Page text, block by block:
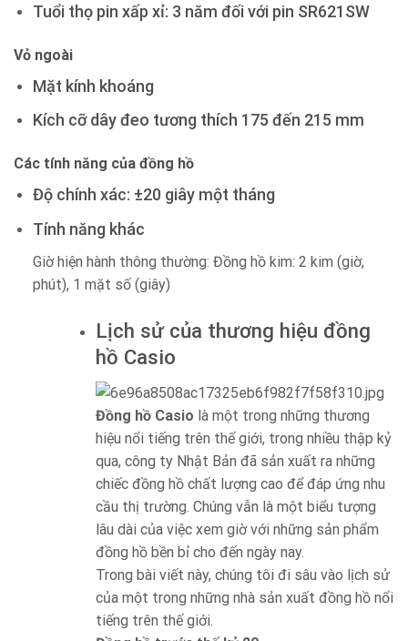
Tuổi thọ pin xấp xỉ: 3 năm đối với pin SR621SW
Vỏ ngoài
Mặt kính khoáng
Kích cỡ dây đeo tương thích 175 đến 215 mm
Các tính năng của đồng hồ
Độ chính xác: ±20 giây một tháng
Tính năng khác
Giờ hiện hành thông thường: Đồng hồ kim: 2 kim (giờ,
phút), 1 mặt số (giây)
Lịch sử của thương hiệu đồng
hồ Casio
Đồng hồ Casio là một trong những thương
hiệu nổi tiếng trên thế giới, trong nhiều thập kỷ
qua, công ty Nhật Bản đã sản xuất ra những
chiếc đồng hồ chất lượng cao để đáp ứng nhu
cầu thị trường. Chúng vẫn là một biểu tượng
lâu dài của việc xem giờ với những sản phẩm
đồng hồ bền bỉ cho đến ngày nay.
Trong bài viết này, chúng tôi đi sâu vào lịch sử
của một trong những nhà sản xuất đồng hồ nổi
tiếng trên thế giới.